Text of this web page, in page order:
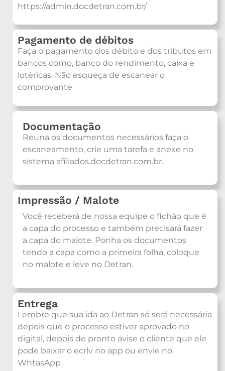
https://admin.docdetran.com.br/
Pagamento de débitos
Faça o pagamento dos débito e dos tributos em
bancos como, banco do rendimento, caixa e
lotéricas. Não esqueça de escanear o
comprovante
Documentação
Reuna os documentos necessários faça o
escaneamento, crie uma tarefa e anexe no
sistema afiliados.docdetran.com.br.
Impressão / Malote
Você receberá de nossa equipe o fichão que é
a capa do processo e também precisará fazer
a capa do malote. Ponha os documentos
tendo a capa como a primeira folha, coloque
no malote e leve no Detran.
Entrega
Lembre que sua ida ao Detran só será necessária
depois que o processo estiver aprovado no
digital, depois de pronto avise o cliente que ele
pode baixar o ecrlv no app ou envie no
WhtasApp